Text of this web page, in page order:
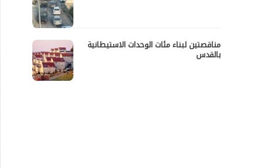
مناقصتين لبناء مئات الوحدات الاستيطانية
بالقدس